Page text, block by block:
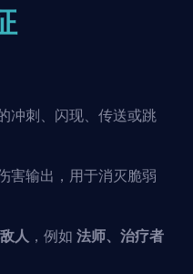
冲刺、闪现、传送或跳
害输出，用于消灭脆弱
人 ，例如 法师、治疗者